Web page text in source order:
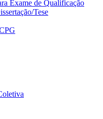
Exame de Qualificação
Tese